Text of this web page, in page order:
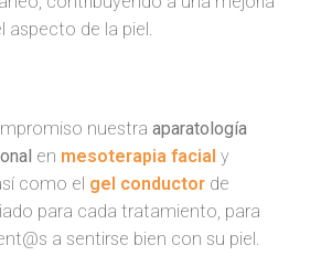
aspecto de la piel.
nuestra aparatología
en mesoterapia facial y
como el gel conductor de
para cada tratamiento, para
a sentirse bien con su piel.